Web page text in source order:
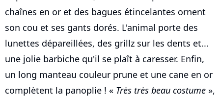
chaînes en or et des bagues étincelantes ornent
son cou et ses gants dorés. L'animal porte des
lunettes dépareillées, des grillz sur les dents et...
une jolie barbiche qu'il se plaît à caresser. Enfin,
un long manteau couleur prune et une cane en or
complètent la panoplie ! « Très très beau costume »,